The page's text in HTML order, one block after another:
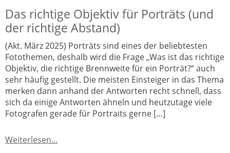
Das richtige Objektiv für Porträts (und
der richtige Abstand)
(Akt. März 2025) Porträts sind eines der beliebtesten
Fotothemen, deshalb wird die Frage „Was ist das richtige
Objektiv, die richtige Brennweite für ein Porträt?“ auch
sehr häufig gestellt. Die meisten Einsteiger in das Thema
merken dann anhand der Antworten recht schnell, dass
sich da einige Antworten ähneln und heutzutage viele
Fotografen gerade für Portraits gerne […]
Weiterlesen...